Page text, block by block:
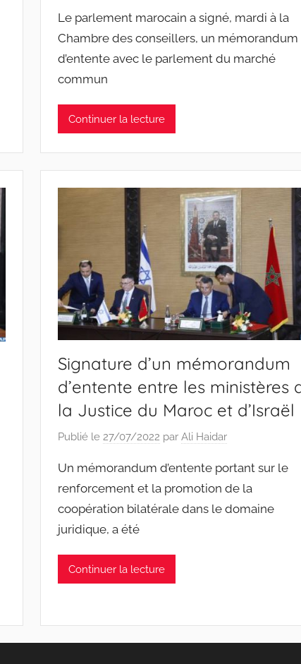
Le parlement marocain a signé, mardi à la
Chambre des conseillers, un mémorandum
d’entente avec le parlement du marché
commun
Continuer la lecture
Signature d’un mémorandum
d’entente entre les ministères
la Justice du Maroc et d’Israël
Publié le27/07/2022 parAli Haidar
Un mémorandum d’entente portant sur le
renforcement et la promotion de la
coopération bilatérale dans le domaine
juridique, a été
Continuer la lecture